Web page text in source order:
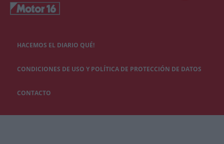
HACEMOS EL DIARIO QUÉ!
CONDICIONES DE USO Y POLÍTICA DE PROTECCIÓN DE DATOS
CONTACTO